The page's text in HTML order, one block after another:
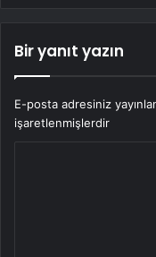
Bir yanıt yazın
E-posta adresiniz
işaretlenmişlerdir